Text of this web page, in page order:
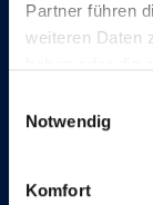
Partner führen
weiteren Daten
Notwendig
Komfort
(innen
Brunnen,